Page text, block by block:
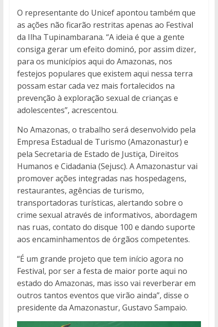
O representante do Unicef apontou também que
as ações não ficarão restritas apenas ao Festival
da Ilha Tupinambarana. “A ideia é que a gente
consiga gerar um efeito dominó, por assim dizer,
para os municípios aqui do Amazonas, nos
festejos populares que existem aqui nessa terra
possam estar cada vez mais fortalecidos na
prevenção à exploração sexual de crianças e
adolescentes”, acrescentou.
No Amazonas, o trabalho será desenvolvido pela
Empresa Estadual de Turismo (Amazonastur) e
pela Secretaria de Estado de Justiça, Direitos
Humanos e Cidadania (Sejusc). A Amazonastur vai
promover ações integradas nas hospedagens,
restaurantes, agências de turismo,
transportadoras turísticas, alertando sobre o
crime sexual através de informativos, abordagem
nas ruas, contato do disque 100 e dando suporte
aos encaminhamentos de órgãos competentes.
“É um grande projeto que tem início agora no
Festival, por ser a festa de maior porte aqui no
estado do Amazonas, mas isso vai reverberar em
outros tantos eventos que virão ainda”, disse o
presidente da Amazonastur, Gustavo Sampaio.